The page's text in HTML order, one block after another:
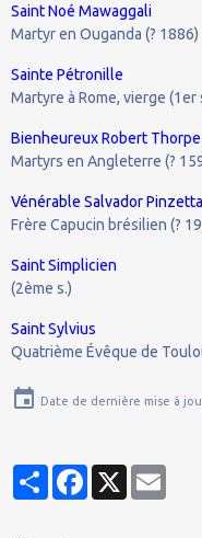
Saint Noé Mawaggali
Martyr en Ouganda (? 1886)
Sainte Pétronille
Martyre à Rome, vierge (1er
Bienheureux Robert
Martyrs en Angleterre (?
Vénérable Salvador Pinzetta
Frère Capucin brésilien (?
Saint Simplicien
(2ème s.)
Saint Sylvius
Quatrième Évêque de
Date de dernière mise à
PartagerFacebook
X